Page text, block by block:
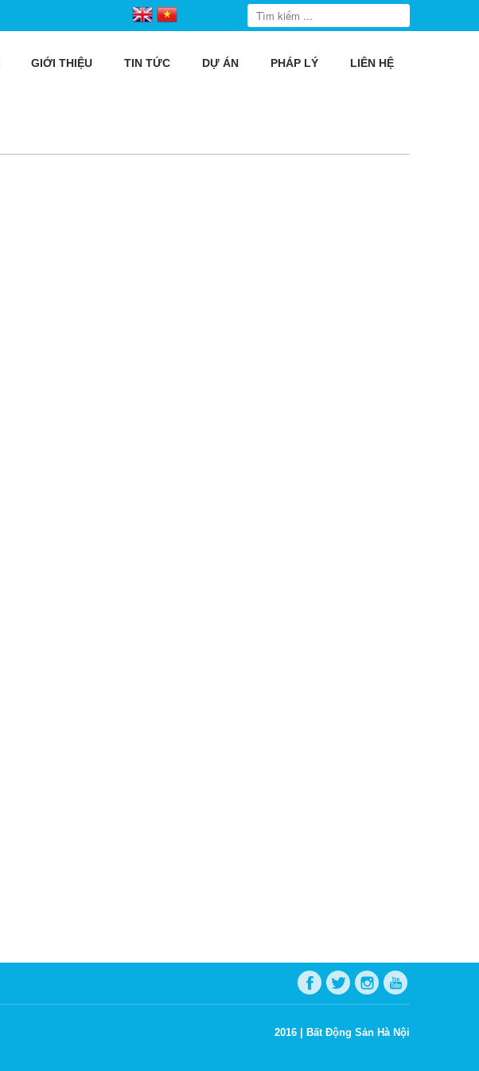
GIỚI THIỆU TIN TỨC DỰ ÁN PHÁP LÝ LIÊN HỆ
2016 | Bất Động Sản Hà Nội